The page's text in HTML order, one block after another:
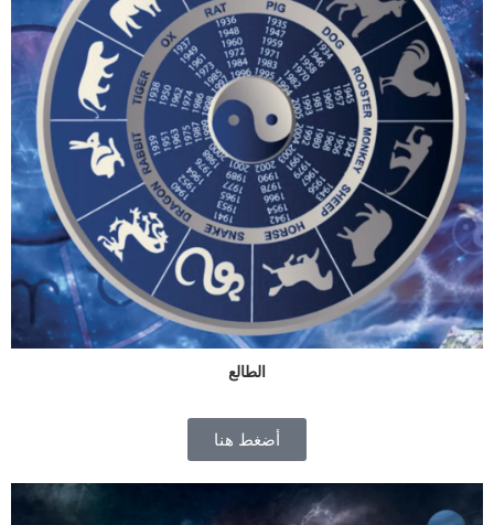
الطالع
أضغط هنا